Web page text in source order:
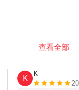
查看全部
K
K